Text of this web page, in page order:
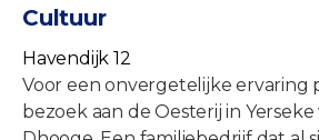
Cultuur
Havendijk 12
Voor een onvergetelijke ervaring
bezoek aan de Oesterij in